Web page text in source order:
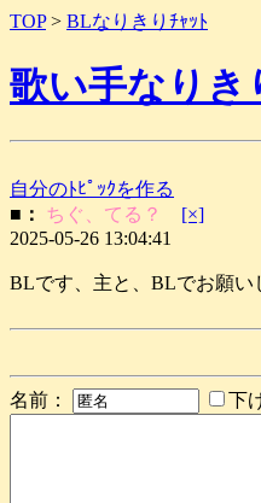
TOP> BLなりきりﾁｬｯﾄ
歌い手なりき
自分のﾄﾋﾟｯｸを作る
■：
ちぐ、てる？
[×]
2025-05-26 13:04:41
BLです、主と、BLでお願い
名前： 下